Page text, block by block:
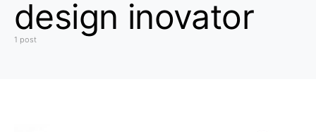
design inovator
1 post